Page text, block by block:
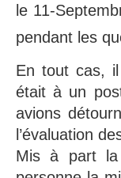
le 11-
pendant les
En tout cas,
était à un
avions
l’évaluation
Mis à part la